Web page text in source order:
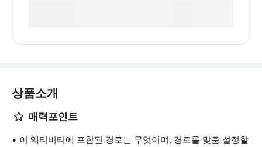
상품소개
매력포인트
이 액티비티에 포함된 경로는 무엇이며, 경로를 맞춤 설정할